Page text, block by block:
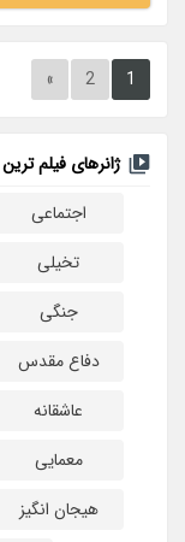
1
2
»
ژانرهای فیلم ترین
اجتماعی
تخیلی
جنگی
دفاع مقدس
عاشقانه
معمایی
هیجان انگیز